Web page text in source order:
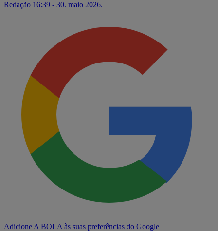
Redação 16:39 - 30. maio 2026.
Adicione A BOLA às suas preferências do Google